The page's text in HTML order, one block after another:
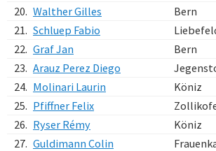
20. Walther Gilles Bern
21. Schluep Fabio
22. Graf Jan Bern
23. Arauz Perez Diego
24. Molinari Laurin Köniz
25. Pfiffner Felix
26. Ryser Rémy Köniz
27. Guldimann Colin